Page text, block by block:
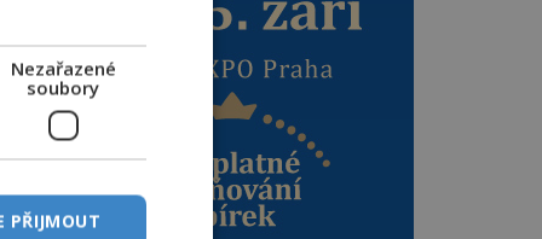
Nezařazené
soubory
PŘIJMOUT